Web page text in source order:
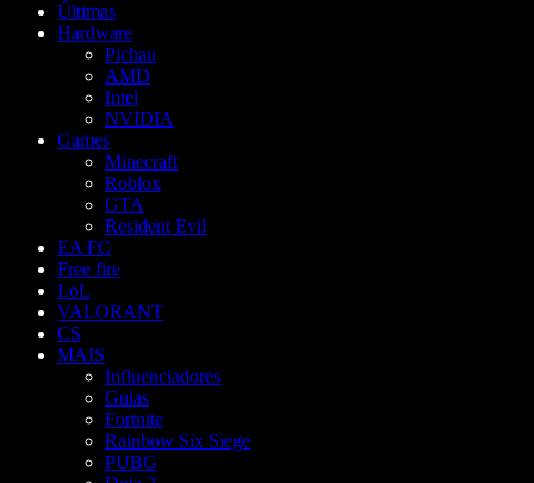
Últimas
Hardware
Pichau
AMD
Intel
NVIDIA
Games
Minecraft
Roblox
GTA
Resident Evil
EA FC
Free fire
LoL
VALORANT
CS
MAIS
Influenciadores
Guias
Fortnite
Rainbow Six Siege
PUBG